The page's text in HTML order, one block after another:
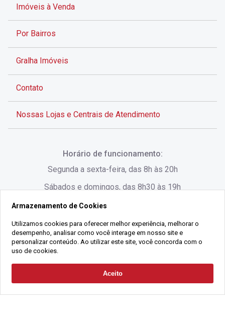
Solicitar Contato
Imóveis à Venda
Por Bairros
Gralha Imóveis
Contato
Nossas Lojas e Centrais de Atendimento
Rua Lauro Linhares, 1080 - Trindade, Florianópolis -
SC
(48) 3220-1045
Alameda César Nascimento, 549, Salas 1, 2 e 3 -
Jurerê, - Florianópolis - SC
Horário de funcionamento:
Segunda a sexta-feira, das 8h às 20h
Sábados e domingos, das 8h30 às 19h
2021 Copyright - Gralha Imóveis CRECI 008060/O - Todos os direitos
CNPJ:18.091.083/0001-37
Armazenamento de Cookies
Utilizamos cookies para oferecer melhor experiência, melhorar o
desempenho, analisar como você interage em nosso site e
personalizar conteúdo. Ao utilizar este site, você concorda com o
uso de cookies.
Aceito